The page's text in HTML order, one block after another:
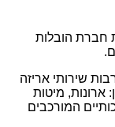
חברת הובלות
שירותי אריזה
ארונות, מיטות
המורכבים